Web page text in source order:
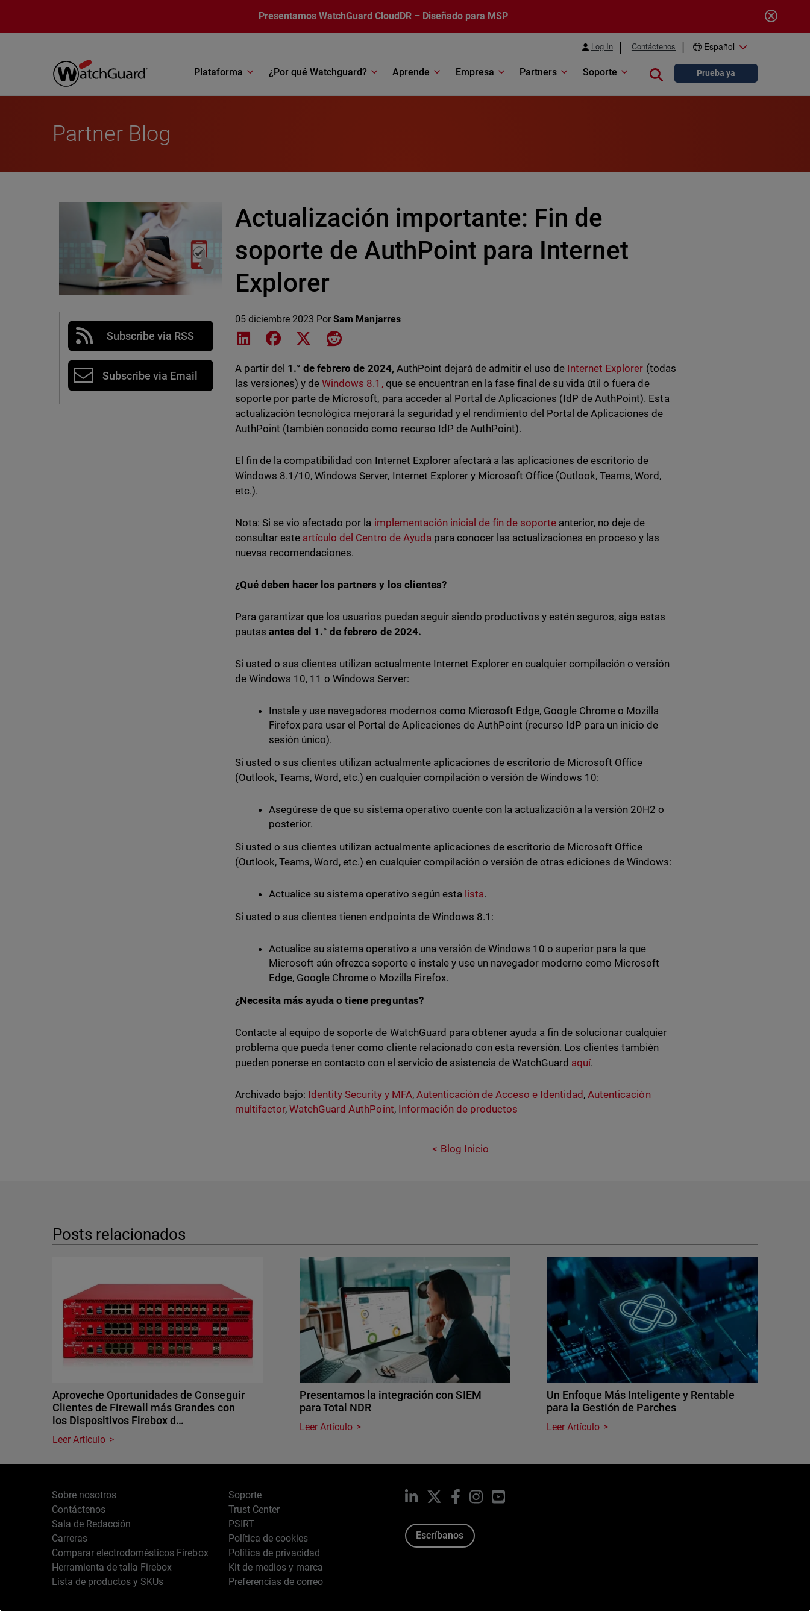
Presentamos WatchGuard CloudDR – Diseñado para MSP
Log In Contáctenos Español
Plataforma ¿Por qué Watchguard? Aprende Empresa Partners Soporte Close searchPrueba ya
Partner Blog
Subscribe via RSS
Subscribe via Email
Actualización importante: Fin de
soporte de AuthPoint para Internet
Explorer
05 diciembre 2023 PorSam Manjarres
Share on LinkedIn
Share on Facebook
Share on XShare on Reddit
A partir del 1.° de febrero de 2024, AuthPoint dejará de admitir el uso de Internet Explorer (todas
las versiones) y deWindows 8.1,que se encuentran en la fase final de su vida útil o fuera de
soporte por parte de Microsoft, para acceder al Portal de Aplicaciones (IdP de AuthPoint). Esta
actualización tecnológica mejorará la seguridad y el rendimiento del Portal de Aplicaciones de
AuthPoint (también conocido como recurso IdP de AuthPoint).
El fin de la compatibilidad con Internet Explorer afectará a las aplicaciones de escritorio de
Windows 8.1/10, Windows Server, Internet Explorer y Microsoft Office (Outlook, Teams, Word,
etc.).
Nota: Si se vio afectado por la implementación inicial de fin de soporte anterior, no deje de
consultar este artículo del Centro de Ayudapara conocer las actualizaciones en proceso y las
nuevas recomendaciones.
¿Qué deben hacer los partners y los clientes?
Para garantizar que los usuarios puedan seguir siendo productivos y estén seguros, siga estas
pautasantes del 1.° de febrero de 2024.
Si usted o sus clientes utilizan actualmente Internet Explorer en cualquier compilación o versión
de Windows 10, 11 o Windows Server:
Instale y use navegadores modernos como Microsoft Edge, Google Chrome o Mozilla
Firefox para usar el Portal de Aplicaciones de AuthPoint (recurso IdP para un inicio de
sesión único).
Si usted o sus clientes utilizan actualmente aplicaciones de escritorio de Microsoft Office
(Outlook, Teams, Word, etc.) en cualquier compilación o versión de Windows 10:
Asegúrese de que su sistema operativo cuente con la actualización a la versión 20H2 o
posterior.
Si usted o sus clientes utilizan actualmente aplicaciones de escritorio de Microsoft Office
(Outlook, Teams, Word, etc.) en cualquier compilación o versión de otras ediciones de Windows:
Actualice su sistema operativo según esta lista.
Si usted o sus clientes tienen endpoints de Windows 8.1:
Actualice su sistema operativo a una versión de Windows 10 o superior para la que
Microsoft aún ofrezca soporte e instale y use un navegador moderno como Microsoft
Edge, Google Chrome o Mozilla Firefox.
¿Necesita más ayuda o tiene preguntas?
Contacte al equipo de soporte de WatchGuard para obtener ayuda a fin de solucionar cualquier
problema que pueda tener como cliente relacionado con esta reversión. Los clientes también
pueden ponerse en contacto con el servicio de asistencia de WatchGuard aquí.
Archivado bajo: Identity Security y MFA, Autenticación de Acceso e Identidad ,Autenticación
multifactor,WatchGuard AuthPoint, Información de productos
Blog Inicio
Posts relacionados
Aproveche Oportunidades de Conseguir
Clientes de Firewall más Grandes con
los Dispositivos Firebox d…
Leer Artículo
Presentamos la integración con SIEM
para Total NDR
Leer Artículo
Un Enfoque Más Inteligente y Rentable
para la Gestión de Parches
Leer Artículo
Sobre nosotros
Contáctenos
Sala de Redacción
Carreras
Comparar electrodomésticos Firebox
Herramienta de talla Firebox
Lista de productos y SKUs
Soporte
Trust Center
PSIRT
Política de cookies
Política de privacidad
Kit de medios y marca
Preferencias de correo
LinkedIn Facebook
InstagramYouTube
Escríbanos